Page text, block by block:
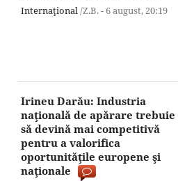
Internaţional /Z.B. -6 august, 20:19
Irineu Darău: Industria
naţională de apărare trebuie
să devină mai competitivă
pentru a valorifica
oportunităţile europene şi
naţionale